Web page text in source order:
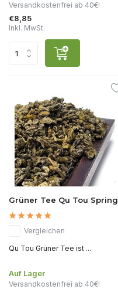
Versandkostenfrei ab 40€!
€8,85
Inkl. MwSt.
Grüner Tee Qu Tou Spring
Vergleichen
Qu Tou Grüner Tee ist ...
Auf Lager
Versandkostenfrei ab 40€!